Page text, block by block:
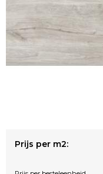
Prijs per m2: